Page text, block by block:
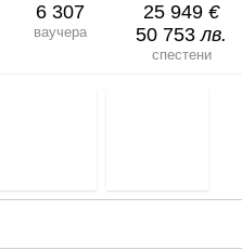
6 307
ваучера
25 949 €
50 753лв.
спестени